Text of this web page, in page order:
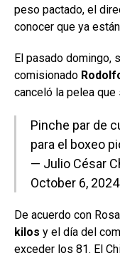
peso pactado, el
conocer que ya
El pasado domingo,
comisionado
canceló la pelea que
Pinche par de
para el boxeo
— Julio César
October 6, 2024
De acuerdo con
kilos y el día del
exceder los 81. El